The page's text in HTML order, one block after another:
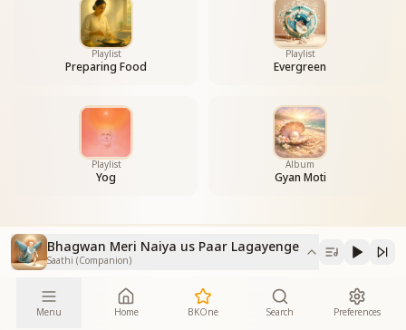
Playlist
Preparing Food
Playlist
Evergreen
Playlist
Yog
Album
Gyan Moti
Bhagwan Meri Naiya us Paar Lagayenge
Saathi (Companion)
Menu Home BKOne Search Preferences